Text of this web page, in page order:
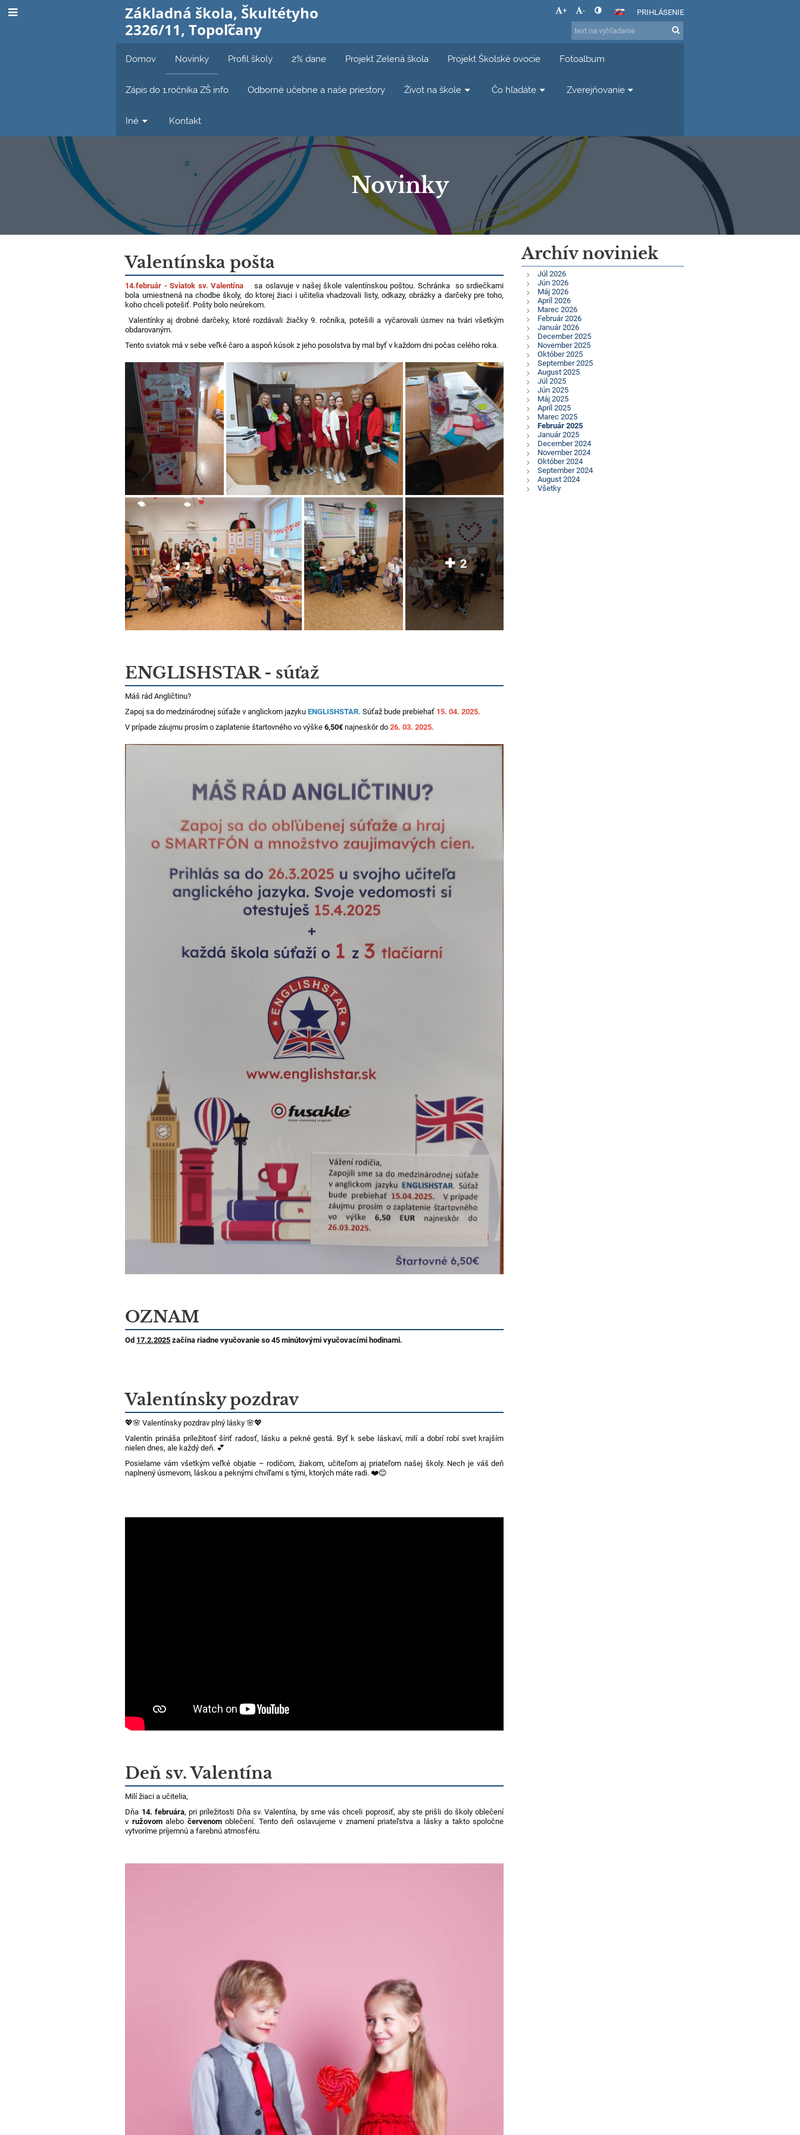
Základná škola, Škultétyho
2326/11, Topoľčany
+ - PRIHLÁSENIE
Domov Novinky Profil školy 2% dane Projekt Zelená škola Projekt Školské ovocie Fotoalbum
Zápis do 1.ročníka ZŠ info Odborné učebne a naše priestory Život na škole Čo hľadáte Zverejňovanie
Iné Kontakt
Novinky
Novinky
Valentínska pošta
14.február - Sviatok sv. Valentína
sa oslavuje v našej škole valentínskou poštou. Schránka so srdiečkami
bola umiestnená na chodbe školy, do ktorej žiaci i učitelia vhadzovali listy, odkazy, obrázky a darčeky pre toho,
koho chceli potešiť. Pošty bolo neúrekom.
Valentínky aj drobné darčeky, ktoré rozdávali žiačky 9. ročníka, potešili a vyčarovali úsmev na tvári všetkým
obdarovaným.
Tento sviatok má v sebe veľké čaro a aspoň kúsok z jeho posolstva by mal byť v každom dni počas celého roka.
2
ENGLISHSTAR - súťaž
Máš rád Angličtinu?
Zapoj sa do medzinárodnej súťaže v anglickom jazykuENGLISHSTAR. Súťaž bude prebiehať 15. 04. 2025.
V prípade záujmu prosím o zaplatenie štartovného vo výške6,50€najneskôr do26. 03. 2025.
OZNAM
Od 17.2.2025 začína riadne vyučovanie so 45 minútovými vyučovacími hodinami.
Valentínsky pozdrav
💖🌸 Valentínsky pozdrav plný lásky 🌸💖
Valentín prináša príležitosť šíriť radosť, lásku a pekné gestá. Byť k sebe láskaví, milí a dobrí robí svet krajším
nielen dnes, ale každý deň. 💕
Posielame vám všetkým veľké objatie – rodičom, žiakom, učiteľom aj priateľom našej školy. Nech je váš deň
naplnený úsmevom, láskou a peknými chvíľami s tými, ktorých máte radi. ❤️😊
Deň sv. Valentína
Milí žiaci a učitelia,
Dňa 14. februára, pri príležitosti Dňa sv. Valentína, by sme vás chceli poprosiť, aby ste prišli do školy oblečení
v ružovomalebo červenomoblečení. Tento deň oslavujeme v znamení priateľstva a lásky a takto spoločne
vytvoríme príjemnú a farebnú atmosféru.
Archív noviniek
Júl 2026
Jún 2026
Máj 2026
Apríl 2026
Marec 2026
Február 2026
Január 2026
December 2025
November 2025
Október 2025
September 2025
August 2025
Júl 2025
Jún 2025
Máj 2025
Apríl 2025
Marec 2025
Február 2025
Január 2025
December 2024
November 2024
Október 2024
September 2024
August 2024
Všetky